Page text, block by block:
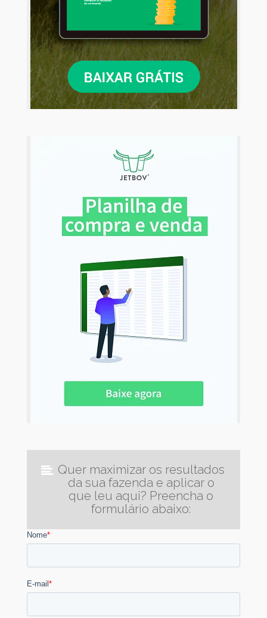
Quer maximizar os resultados
da sua fazenda e aplicar o
que leu aqui? Preencha o
formulário abaixo: